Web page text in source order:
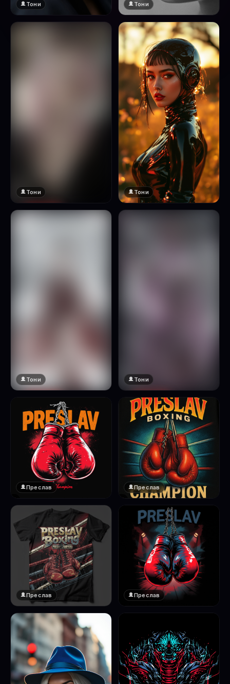
Тони Тони
🔞 18+
Тони Тони
Натисни за преглед
Тони
🔞 18+
Натисни за преглед
Тони
❤️
1
Преслав
❤️
Преслав
Преслав Преслав